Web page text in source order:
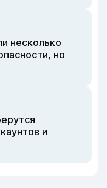
несколько
но
и